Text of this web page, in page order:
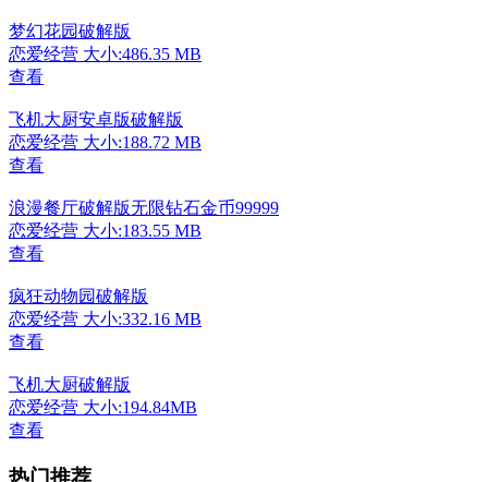
梦幻花园破解版
恋爱经营 大小:486.35 MB
查看
飞机大厨安卓版破解版
恋爱经营 大小:188.72 MB
查看
浪漫餐厅破解版无限钻石金币99999
恋爱经营 大小:183.55 MB
查看
疯狂动物园破解版
恋爱经营 大小:332.16 MB
查看
飞机大厨破解版
恋爱经营 大小:194.84MB
查看
热门推荐